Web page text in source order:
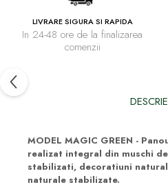
LIVRARE SIGURA SI RAPIDA
In 24-48 ore de la finalizarea
comenzii
MODEL MAGIC GREEN -
realizat integral din muschi
stabilizati, decoratiuni
naturale stabilizate.